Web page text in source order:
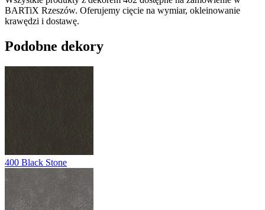
BARTiX Rzeszów. Oferujemy cięcie na wymiar, okleinowanie
krawędzi i dostawę.
Podobne dekory
400 Black Stone